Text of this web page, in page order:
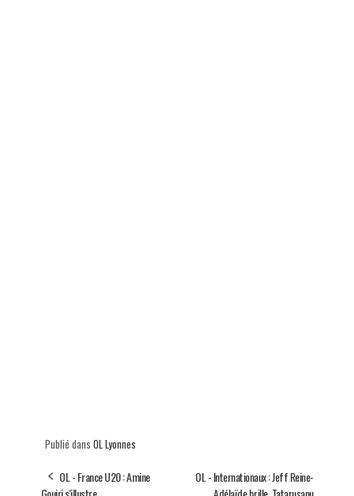
Publié dans OL Lyonnes
OL - France U20 : Amine
OL - Internationaux : Jeff Reine-